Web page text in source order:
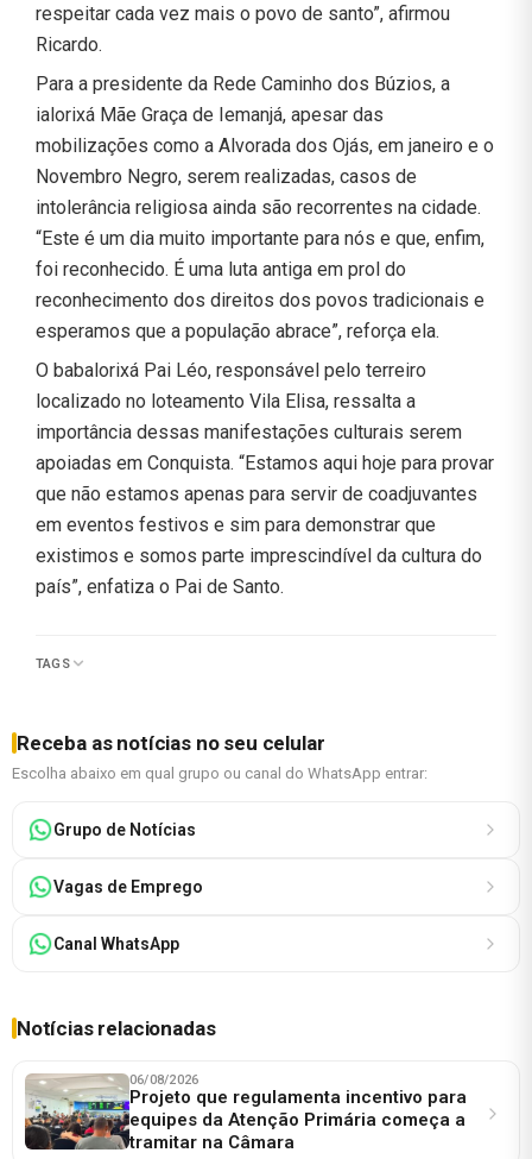
respeitar cada vez mais o povo de santo”, afirmou
Ricardo.
Para a presidente da Rede Caminho dos Búzios, a
ialorixá Mãe Graça de Iemanjá, apesar das
mobilizações como a Alvorada dos Ojás, em janeiro e o
Novembro Negro, serem realizadas, casos de
intolerância religiosa ainda são recorrentes na cidade.
“Este é um dia muito importante para nós e que, enfim,
foi reconhecido. É uma luta antiga em prol do
reconhecimento dos direitos dos povos tradicionais e
esperamos que a população abrace”, reforça ela.
O babalorixá Pai Léo, responsável pelo terreiro
localizado no loteamento Vila Elisa, ressalta a
importância dessas manifestações culturais serem
apoiadas em Conquista. “Estamos aqui hoje para provar
que não estamos apenas para servir de coadjuvantes
em eventos festivos e sim para demonstrar que
existimos e somos parte imprescindível da cultura do
país”, enfatiza o Pai de Santo.
TAGS
Receba as notícias no seu celular
Escolha abaixo em qual grupo ou canal do WhatsApp entrar:
Grupo de Notícias
Vagas de Emprego
Canal WhatsApp
Notícias relacionadas
06/08/2026
Projeto que regulamenta incentivo para
equipes da Atenção Primária começa a
tramitar na Câmara